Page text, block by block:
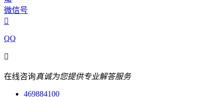
微信号

QQ

在线咨询真诚为您提供专业解答服务
469884100